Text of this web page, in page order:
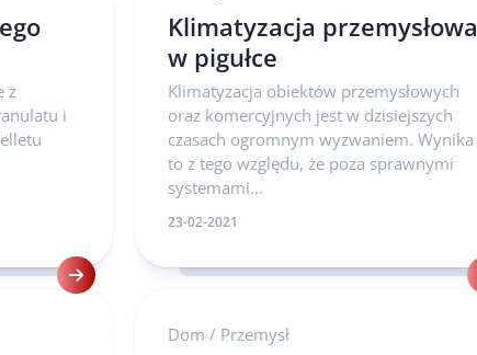
z
i
Klimatyzacja przemysłowa
w pigułce
Klimatyzacja obiektów przemysłowych
oraz komercyjnych jest w dzisiejszych
czasach ogromnym wyzwaniem. Wynika
to z tego względu, że poza sprawnymi
systemami...
23-02-2021
Dom / Przemysł